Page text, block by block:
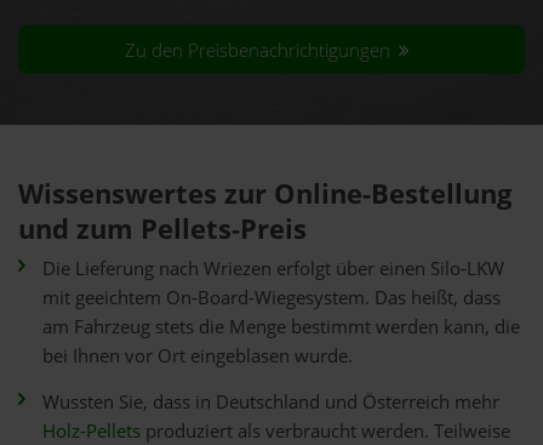
Zu den Preisbenachrichtigungen
Wissenswertes zur Online-Bestellung
und zum Pellets-Preis
Die Lieferung nach Wriezen erfolgt über einen Silo-LKW
mit geeichtem On-Board-Wiegesystem. Das heißt, dass
am Fahrzeug stets die Menge bestimmt werden kann, die
bei Ihnen vor Ort eingeblasen wurde.
Wussten Sie, dass in Deutschland und Österreich mehr
Holz-Pellets produziert als verbraucht werden. Teilweise